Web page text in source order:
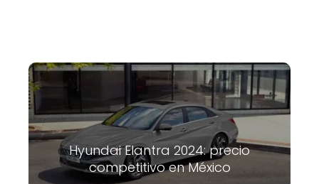
Hyundai Elantra 2024: precio
competitivo en México